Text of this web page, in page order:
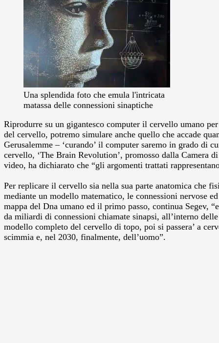
Una splendida foto che emula l'intricata
matassa delle connessioni sinaptiche
Riprodurre su un gigantesco computer il cervello umano
del cervello, potremo simulare anche quello che accade
Gerusalemme – ‘curando’ il computer saremo in grado di
cervello, ‘The Brain Revolution’, promosso dalla Camera
video, ha dichiarato che “gli argomenti trattati
Per replicare il cervello sia nella sua parte anatomica che
mediante un modello matematico, le connessioni nervose
mappa del Dna umano ed il primo passo, continua Segev,
da miliardi di connessioni chiamate sinapsi, all’interno
modello completo del cervello di topo, poi si passera’ a
scimmia e, nel 2030, finalmente, dell’uomo”.